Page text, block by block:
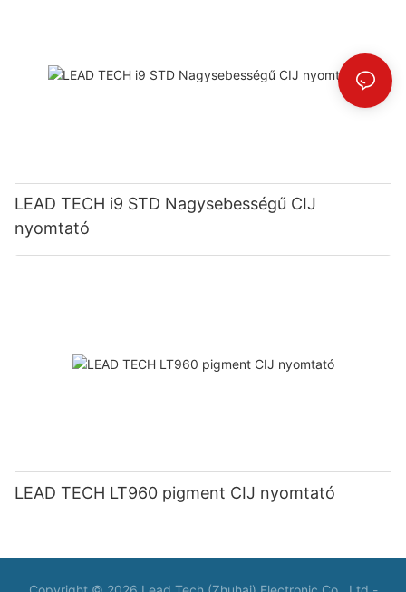
LEAD TECH i9 STD Nagysebességű CIJ
nyomtató
LEAD TECH LT960 pigment CIJ nyomtató